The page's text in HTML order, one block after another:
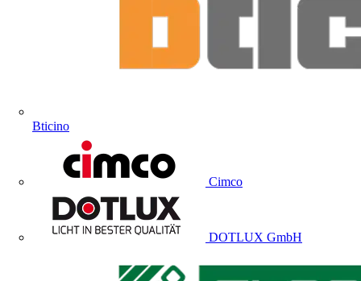
Bticino
Cimco
DOTLUX GmbH